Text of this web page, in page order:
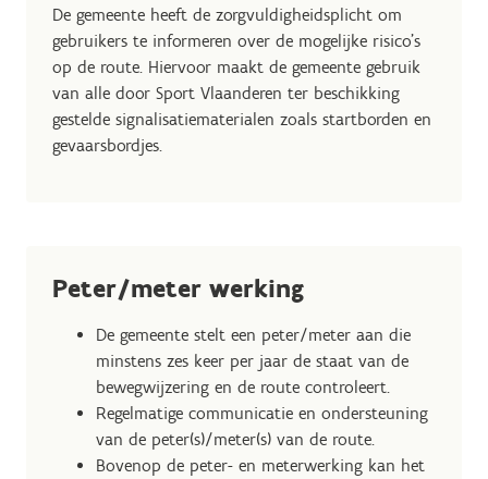
De gemeente heeft de zorgvuldigheidsplicht om
gebruikers te informeren over de mogelijke risico’s
op de route. Hiervoor maakt de gemeente gebruik
van alle door Sport Vlaanderen ter beschikking
gestelde signalisatiematerialen zoals startborden en
gevaarsbordjes.
Peter/meter werking
De gemeente stelt een peter/meter aan die
minstens zes keer per jaar de staat van de
bewegwijzering en de route controleert.
Regelmatige communicatie en ondersteuning
van de peter(s)/meter(s) van de route.
Bovenop de peter- en meterwerking kan het